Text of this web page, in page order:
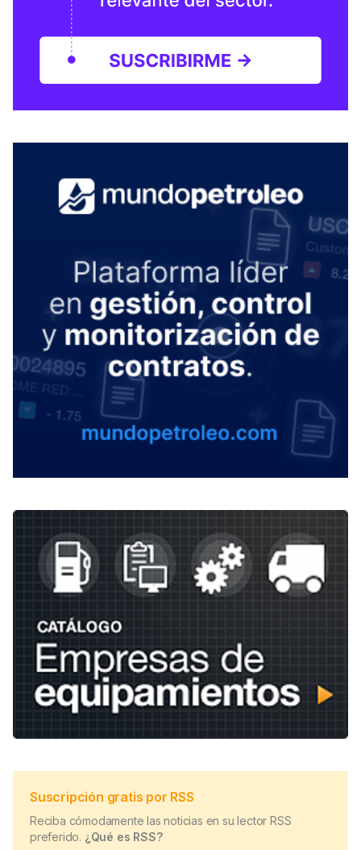
Suscripción gratis por RSS
Reciba cómodamente las noticias en su lector RSS
preferido. ¿Qué es RSS?